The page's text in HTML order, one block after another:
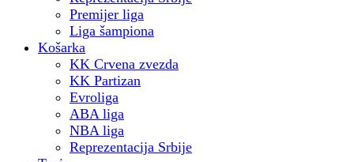
Premijer liga
Liga šampiona
Košarka
KK Crvena zvezda
KK Partizan
Evroliga
ABA liga
NBA liga
Reprezentacija Srbije